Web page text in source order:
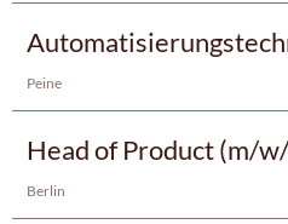
Peine
Head of Product (m/
Berlin